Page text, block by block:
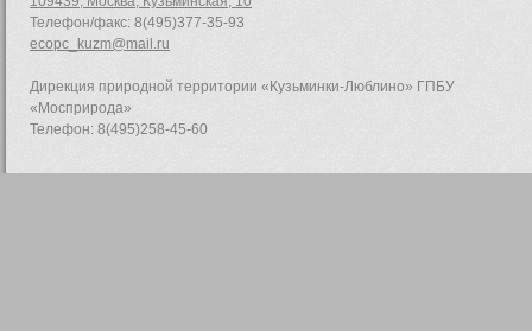
Телефон/факс: 8(495)377-35-93
ecopc_kuzm@mail.ru
Дирекция природной территории «Кузьминки-Люблино» ГПБУ
«Мосприрода»
Телефон: 8(495)258-45-60